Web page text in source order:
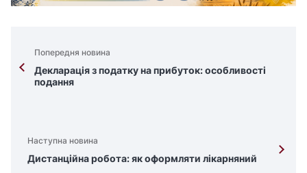
Попередня новина
Декларація з податку на прибуток: особливості
подання
Наступна новина
Дистанційна робота: як оформляти лікарняний